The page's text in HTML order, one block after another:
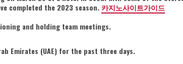
completed the 2023 season. 카지노사이트가이드
and holding team meetings.
Emirates (UAE) for the past three days.